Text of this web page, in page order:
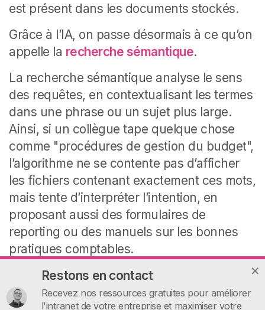
est présent dans les documents stockés.
Grâce à l’IA, on passe désormais à ce qu’on
appelle la recherche sémantique.
La recherche sémantique analyse le sens
des requêtes, en contextualisant les termes
dans une phrase ou un sujet plus large.
Ainsi, si un collègue tape quelque chose
comme "procédures de gestion du budget",
l’algorithme ne se contente pas d’afficher
les fichiers contenant exactement ces mots,
mais tente d’interpréter l’intention, en
proposant aussi des formulaires de
reporting ou des manuels sur les bonnes
pratiques comptables.
Restons en contact
Recevez nos ressources gratuites pour améliorer
l'intranet de votre entreprise et maximiser votre